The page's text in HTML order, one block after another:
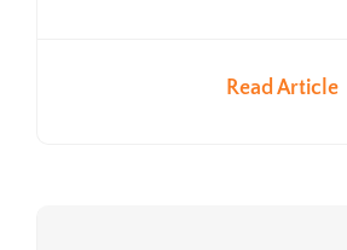
Read Article